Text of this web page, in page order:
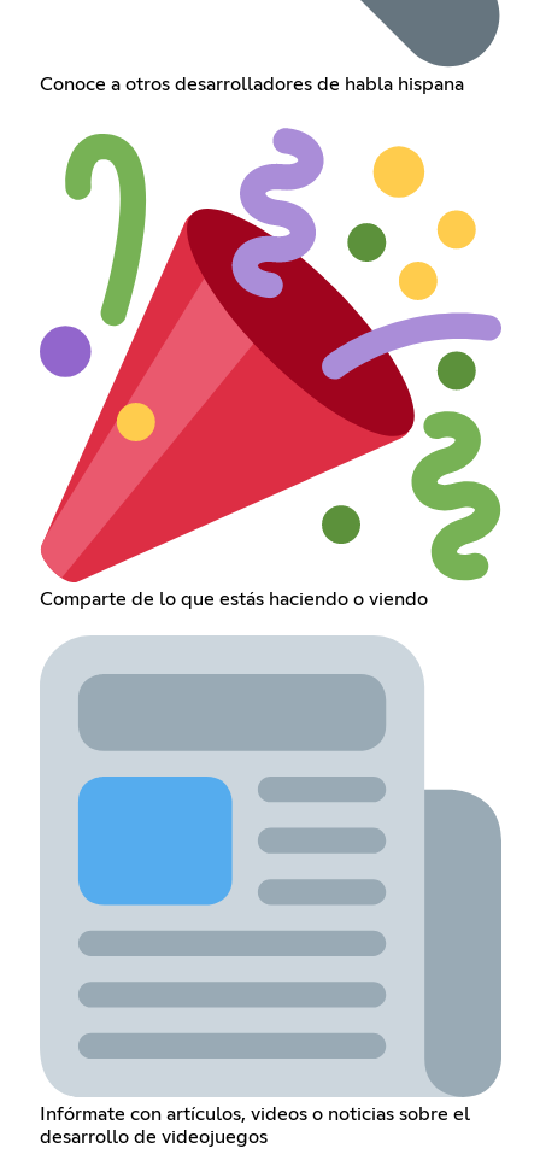
Conoce a otros desarrolladores de habla hispana
Comparte de lo que estás haciendo o viendo
Infórmate con artículos, videos o noticias sobre el
desarrollo de videojuegos